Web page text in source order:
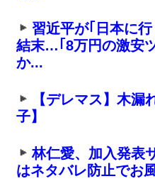
習近平が｢日本に
結末…｢8万円の激安
か...
【デレマス】木漏
子】
林仁愛、加入発表
はネタバレ防止でお